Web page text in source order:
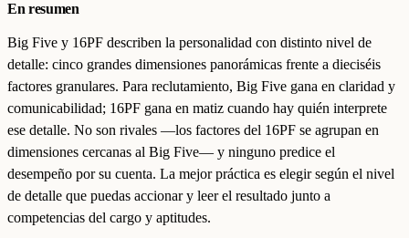
En resumen
Big Five y 16PF describen la personalidad con distinto nivel de
detalle: cinco grandes dimensiones panorámicas frente a dieciséis
factores granulares. Para reclutamiento, Big Five gana en claridad y
comunicabilidad; 16PF gana en matiz cuando hay quién interprete
ese detalle. No son rivales —los factores del 16PF se agrupan en
dimensiones cercanas al Big Five— y ninguno predice el
desempeño por su cuenta. La mejor práctica es elegir según el nivel
de detalle que puedas accionar y leer el resultado junto a
competencias del cargo y aptitudes.